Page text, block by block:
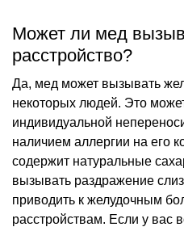
Может ли мед
расстройство?
Да, мед может вызывать
некоторых людей. Это
индивидуальной
наличием аллергии на его
содержит натуральные
вызывать раздражение
приводить к желудочным
расстройствам. Если у вас